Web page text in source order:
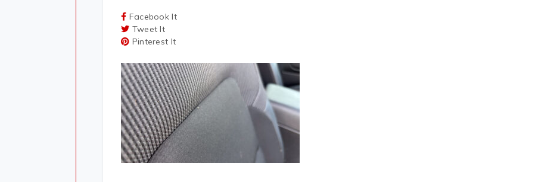
Facebook It
Tweet It
Pinterest It